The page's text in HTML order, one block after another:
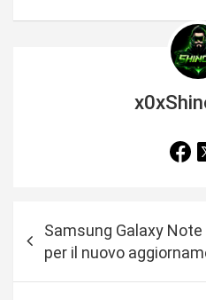
Samsung Galaxy Note
per il nuovo